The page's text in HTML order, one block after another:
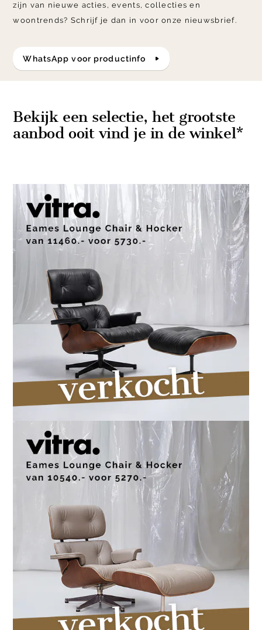
zijn van nieuwe acties, events, collecties en
woontrends? Schrijf je dan in voor onze nieuwsbrief.
WhatsApp voor productinfo
Bekijk een selectie, het grootste
aanbod ooit vind je in de winkel*